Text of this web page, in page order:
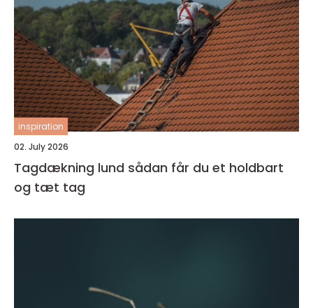
inspiration
02. July 2026
Tagdækning lund sådan får du et holdbart
og tæt tag